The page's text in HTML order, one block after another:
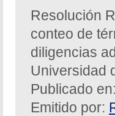
Resolución
conteo de
diligencias
Universidad
Publicado en:
Emitido por: